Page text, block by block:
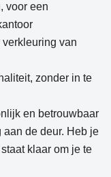
voor een
verkleuring van
zonder in te
en betrouwbaar
de deur. Heb je
klaar om je te